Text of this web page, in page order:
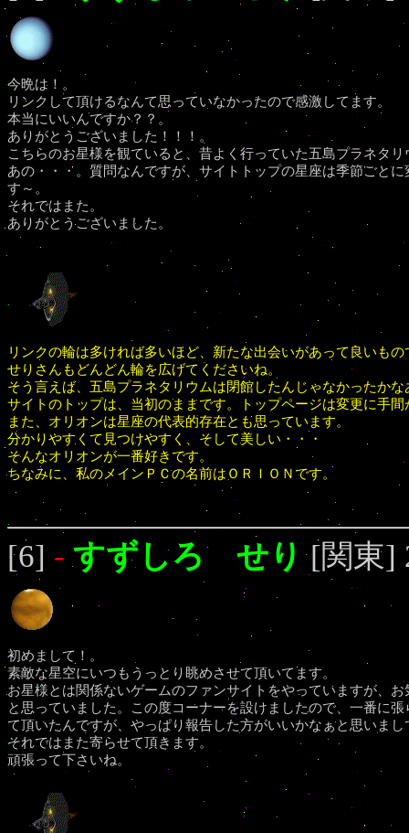
今晩は！。
リンクして頂けるなんて思っていなかったので感激してます。
本当にいいんですか？？。
ありがとうございました！！！。
こちらのお星様を観ていると、昔よく行っていた五島プラネタ
あの・・・。質問なんですが、サイトトップの星座は季節ごと
す～。
それではまた。
ありがとうございました。
リンクの輪は多ければ多いほど、新たな出会いがあって良いもの
せりさんもどんどん輪を広げてくださいね。
そう言えば、五島プラネタリウムは閉館したんじゃなかったか
サイトのトップは、当初のままです。トップページは変更に手
また、オリオンは星座の代表的存在とも思っています。
分かりやすくて見つけやすく、そして美しい・・・
そんなオリオンが一番好きです。
ちなみに、私のメインＰＣの名前はＯＲＩＯＮです。
[6] - すずしろ せり [関東]
初めまして！。
素敵な星空にいつもうっとり眺めさせて頂いてます。
お星様とは関係ないゲームのファンサイトをやっていますが、
と思っていました。この度コーナーを設けましたので、一番に
て頂いたんですが、やっぱり報告した方がいいかなぁと思いま
それではまた寄らせて頂きます。
頑張って下さいね。